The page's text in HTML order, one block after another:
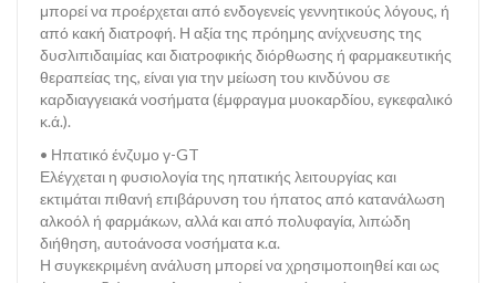
μπορεί να προέρχεται από ενδογενείς γεννητικούς λόγους, ή
από κακή διατροφή. Η αξία της πρόημης ανίχνευσης της
δυσλιπιδαιμίας και διατροφικής διόρθωσης ή φαρμακευτικής
θεραπείας της, είναι για την μείωση του κινδύνου σε
καρδιαγγειακά νοσήματα (έμφραγμα μυοκαρδίου, εγκεφαλικό
κ.ά.).
• Ηπατικό ένζυμο γ-GT
Ελέγχεται η φυσιολογία της ηπατικής λειτουργίας και
εκτιμάται πιθανή επιβάρυνση του ήπατος από κατανάλωση
αλκοόλ ή φαρμάκων, αλλά και από πολυφαγία, λιπώδη
διήθηση, αυτοάνοσα νοσήματα κ.α.
Η συγκεκριμένη ανάλυση μπορεί να χρησιμοποιηθεί και ως